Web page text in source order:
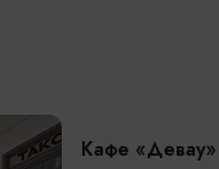
Кафе «Девау»